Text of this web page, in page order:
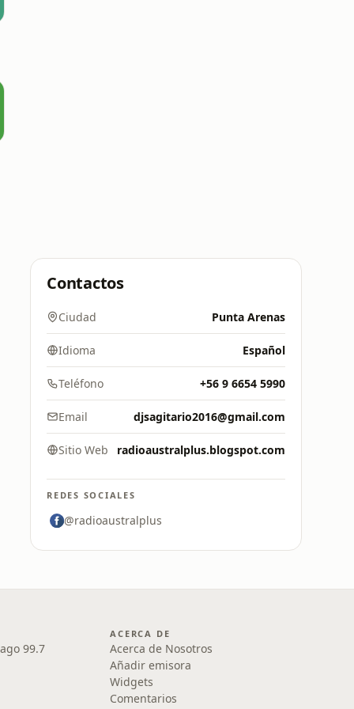
Contactos
Ciudad Punta Arenas
Idioma Español
Teléfono +56 9 6654 5990
Email djsagitario2016@gmail.com
Sitio Web radioaustralplus.blogspot.com
REDES SOCIALES
@radioaustralplus
99.7
ACERCA DE
Acerca de Nosotros
Añadir emisora
Widgets
Comentarios